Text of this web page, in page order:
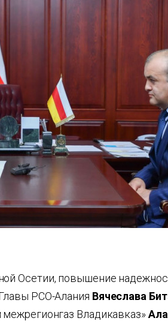
Осетии, повышение
РСО-Алания Вячеслава
Владикавказ»